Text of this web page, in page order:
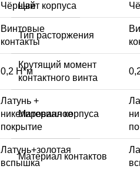
Чёрный
Винтовые
контакты
0,2 Н*м
Латунь +
никелированное
покрытие
Латунь+золотая
вспышка
Цвет корпуса
Тип расторжения
Крутящий момент
контактного винта
Материал корпуса
Материал контактов